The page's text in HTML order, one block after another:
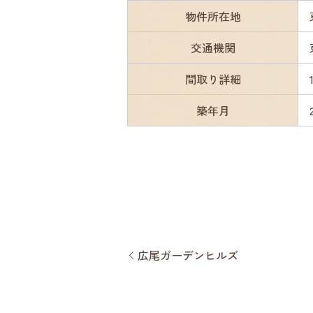
物件所在地
交通機関
間取り詳細
築年月
広尾ガーデンヒルズ